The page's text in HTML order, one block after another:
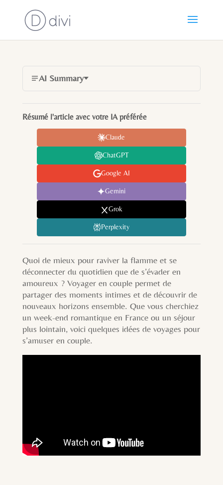
AI Summary
Résumé l'article avec votre IA préférée
Claude
ChatGPT
Google AI
Gemini
Grok
Perplexity
Quoi de mieux pour raviver la flamme et se
déconnecter du quotidien que de s’évader en
amoureux ? Voyager en couple permet de
partager des moments intimes et de découvrir de
nouveaux horizons ensemble. Que vous cherchiez
un week-end romantique en France ou un séjour
plus lointain, voici quelques idées de voyages pour
s’amuser en couple.